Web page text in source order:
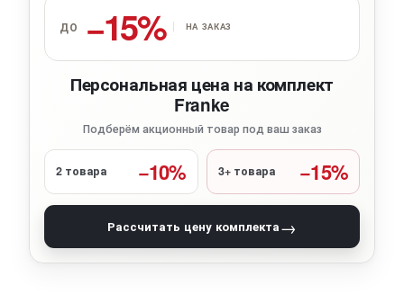
ДО −15% НА ЗАКАЗ
Персональная цена на комплект
Franke
Подберём акционный товар под ваш заказ
2 товара −10% 3+ товара −15%
Рассчитать цену комплекта→